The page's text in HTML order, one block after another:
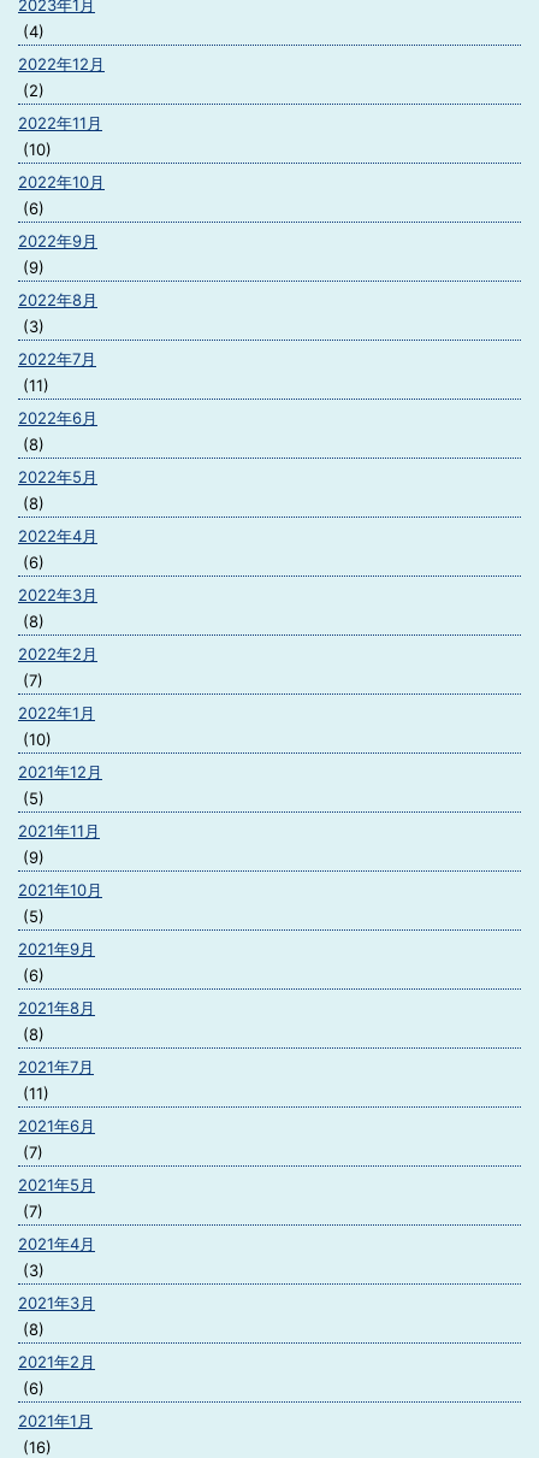
2023年1月
(4)
2022年12月
(2)
2022年11月
(10)
2022年10月
(6)
2022年9月
(9)
2022年8月
(3)
2022年7月
(11)
2022年6月
(8)
2022年5月
(8)
2022年4月
(6)
2022年3月
(8)
2022年2月
(7)
2022年1月
(10)
2021年12月
(5)
2021年11月
(9)
2021年10月
(5)
2021年9月
(6)
2021年8月
(8)
2021年7月
(11)
2021年6月
(7)
2021年5月
(7)
2021年4月
(3)
2021年3月
(8)
2021年2月
(6)
2021年1月
(16)